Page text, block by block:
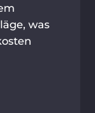
was